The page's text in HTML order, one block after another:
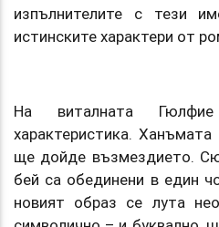
изпълнителите с тези
истинските характери от
На виталната
характеристика.
ще дойде възмездието.
бей са обединени в един
новият образ се лута